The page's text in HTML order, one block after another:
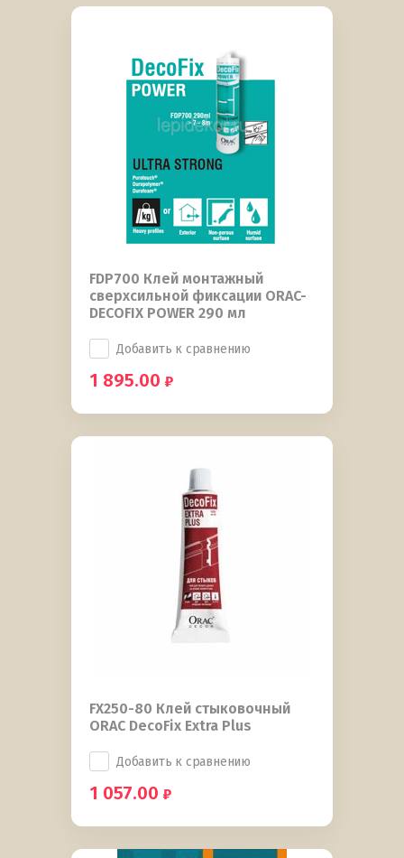
FDP700 Клей монтажный
сверхсильной фиксации ORAC-
DECOFIX POWER 290 мл
Добавить к сравнению
1 895.00
FX250-80 Клей стыковочный
ORAC DecoFix Extra Plus
Добавить к сравнению
1 057.00